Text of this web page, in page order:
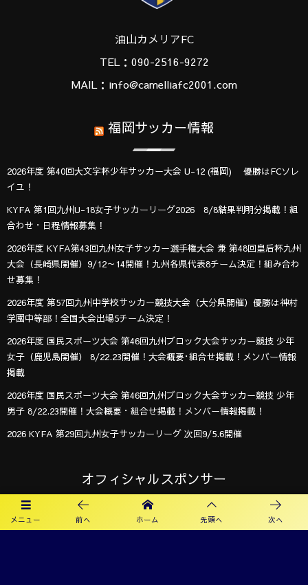
メニュー 前へ ホーム 先頭へ 次へ
油山カメリアFC
TEL：090-2516-9272
MAIL：info@camelliafc2001.com
福岡サッカー情報
2026年度 第40回大文字杯少年サッカー大会 U-12 (福岡) 優勝はFCソレ
イユ！
KYFA 第1回九州U-18女子サッカーリーグ2026 8/8結果判明分掲載！組
合わせ・日程情報募集！
2026年度 KYFA第43回九州女子サッカー選手権大会 兼 第48回皇后杯九州
大会（長崎県開催）9/12～14開催！九州各県代表8チーム決定！組み合わ
せ募集！
2026年度 第57回九州中学校サッカー競技大会（大分県開催）優勝は神村
学園中等部！全国大会出場5チーム決定！
2026年度 国民スポーツ大会 第46回九州ブロック大会サッカー競技 少年
女子（鹿児島開催） 8/22.23開催！大会概要･組合せ掲載！メンバー情報
掲載
2026年度 国民スポーツ大会 第46回九州ブロック大会サッカー競技 少年
男子 8/22.23開催！大会概要・組合せ掲載！メンバー情報掲載！
2026 KYFA 第29回九州女子サッカーリーグ 次回9/5.6開催
オフィシャルスポンサー